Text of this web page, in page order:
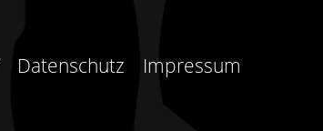
Datenschutz Impressum